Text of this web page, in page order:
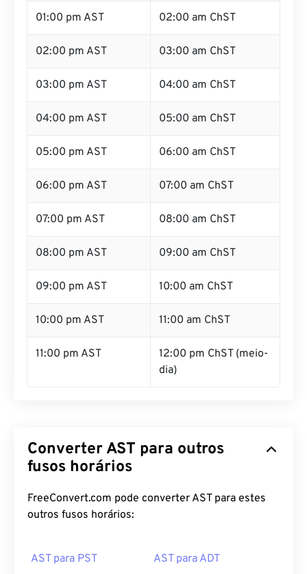
01:00 pm AST 02:00 am ChST
02:00 pm AST 03:00 am ChST
03:00 pm AST 04:00 am ChST
04:00 pm AST 05:00 am ChST
05:00 pm AST 06:00 am ChST
06:00 pm AST 07:00 am ChST
07:00 pm AST 08:00 am ChST
08:00 pm AST 09:00 am ChST
09:00 pm AST 10:00 am ChST
10:00 pm AST 11:00 am ChST
11:00 pm AST
12:00 pm ChST (meio-
dia)
Converter AST para outros
fusos horários
FreeConvert.com pode converter AST para estes
outros fusos horários:
AST para PST AST para ADT